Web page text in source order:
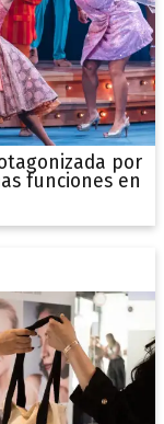
por
funciones en